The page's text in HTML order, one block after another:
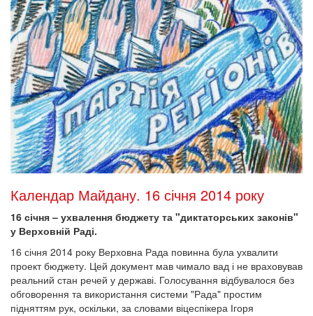
Календар Майдану. 16 січня 2014 року
16 січня – ухвалення бюджету та "диктаторських законів"
у Верховній Раді.
16 січня 2014 року Верховна Рада повинна була ухвалити
проект бюджету. Цей документ мав чимало вад і не враховував
реальний стан речей у державі. Голосування відбувалося без
обговорення та використання системи "Рада" простим
підняттям рук, оскільки, за словами віцеспікера Ігоря